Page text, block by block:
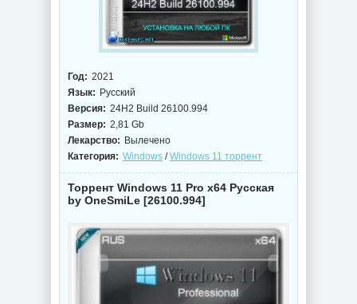
Год: 2021
Язык: Русский
Версия: 24H2 Build 26100.994
Размер: 2,81 Gb
Лекарство: Вылечено
Категория: Windows /Windows 11 торрент
Торрент Windows 11 Pro x64 Русская
by OneSmiLe [26100.994]